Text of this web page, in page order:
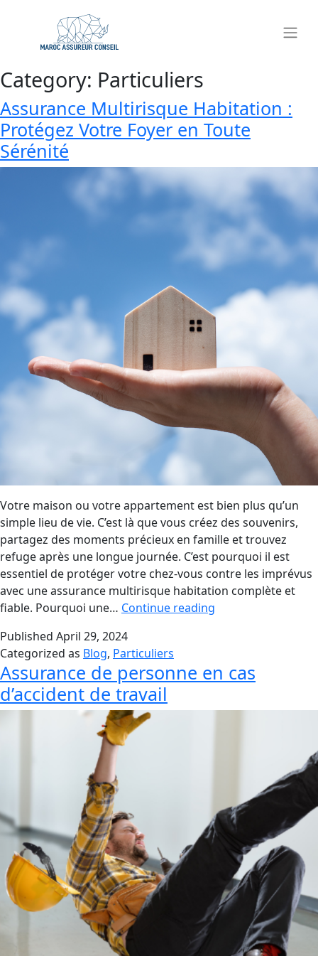
Category: Particuliers
Assurance Multirisque Habitation :
Protégez Votre Foyer en Toute
Sérénité
Votre maison ou votre appartement est bien plus qu’un
simple lieu de vie. C’est là que vous créez des souvenirs,
partagez des moments précieux en famille et trouvez
refuge après une longue journée. C’est pourquoi il est
essentiel de protéger votre chez-vous contre les imprévus
avec une assurance multirisque habitation complète et
fiable. Pourquoi une… Continue reading
Protégez
Foyer
Published April 29, 2024
Categorized as Blog, Particuliers
Assurance de personne en cas
d’accident de travail